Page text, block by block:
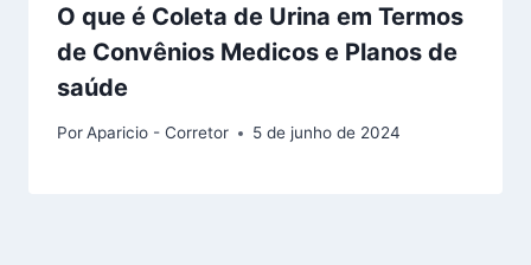
O que é Coleta de Urina em Termos
de Convênios Medicos e Planos de
saúde
PorAparicio - Corretor 5 de junho de 2024